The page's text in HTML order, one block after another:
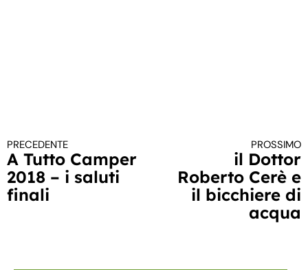
Continua a leggere
PRECEDENTE
A Tutto Camper
2018 – i saluti
finali
PROSSIMO
il Dottor
Roberto Cerè e
il bicchiere di
acqua